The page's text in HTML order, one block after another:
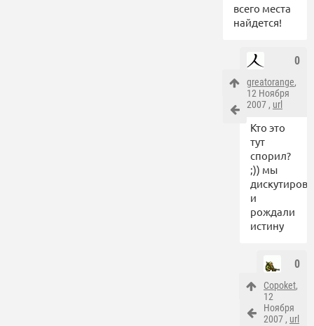
всего места
найдется!
0
greatorange,
12 Ноября
2007 , url
Кто это
тут
спорил?
;)) мы
и
рождали
истину
0
Copoket,
12
Ноября
2007 , url